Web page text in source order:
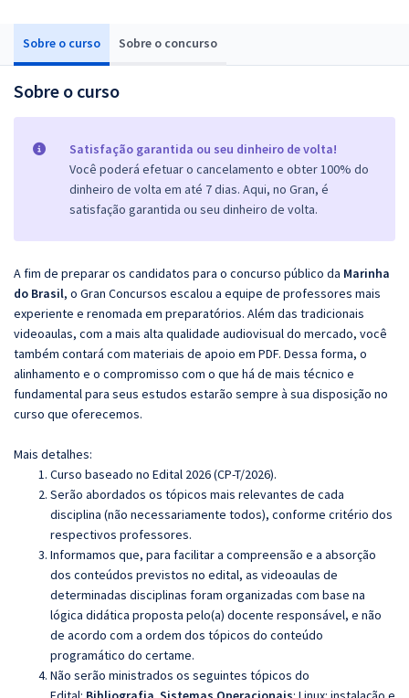
Sobre o curso Sobre o concurso
Sobre o curso
Satisfação garantida ou seu dinheiro de volta!
Você poderá efetuar o cancelamento e obter 100% do
dinheiro de volta em até 7 dias. Aqui, no Gran, é
satisfação garantida ou seu dinheiro de volta.
A fim de preparar os candidatos para o concurso público da Marinha
do Brasil, o Gran Concursos escalou a equipe de professores mais
experiente e renomada em preparatórios. Além das tradicionais
videoaulas, com a mais alta qualidade audiovisual do mercado, você
também contará com materiais de apoio em PDF. Dessa forma, o
alinhamento e o compromisso com o que há de mais técnico e
fundamental para seus estudos estarão sempre à sua disposição no
curso que oferecemos.
Mais detalhes:
Curso baseado no Edital 2026 (CP-T/2026).
Serão abordados os tópicos mais relevantes de cada
disciplina (não necessariamente todos), conforme critério dos
respectivos professores.
Informamos que, para facilitar a compreensão e a absorção
dos conteúdos previstos no edital, as videoaulas de
determinadas disciplinas foram organizadas com base na
lógica didática proposta pelo(a) docente responsável, e não
de acordo com a ordem dos tópicos do conteúdo
programático do certame.
Não serão ministrados os seguintes tópicos do